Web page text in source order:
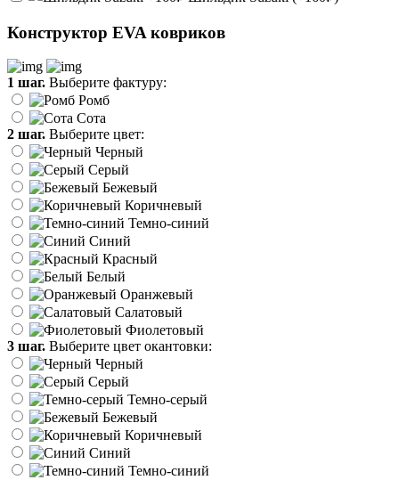
Конструктор EVA ковриков
1 шаг. Выберите фактуру:
Ромб
Сота
2 шаг. Выберите цвет:
Черный
Серый
Бежевый
Коричневый
Темно-синий
Синий
Красный
Белый
Оранжевый
Салатовый
Фиолетовый
3 шаг. Выберите цвет окантовки:
Черный
Серый
Темно-серый
Бежевый
Коричневый
Синий
Темно-синий